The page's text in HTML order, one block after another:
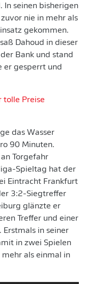
In seinen bisherigen
nie in mehr als
gekommen.
Dahoud in dieser
Bank und stand
er gesperrt und
tolle Preise
das Wasser
90 Minuten.
Torgefahr
Spieltag hat der
Eintracht Frankfurt
3:2-Siegtreffer
glänzte er
Treffer und einer
in seiner
in zwei Spielen
als einmal in